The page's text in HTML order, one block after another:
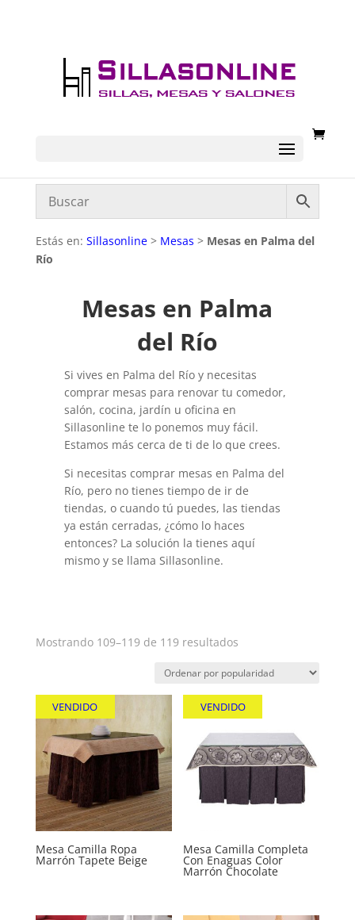
Estás en: Sillasonline> Mesas > Mesas en Palma del
Río
Mesas en Palma
del Río
Si vives en Palma del Río y necesitas
comprar mesas para renovar tu comedor,
salón, cocina, jardín u oficina en
Sillasonline te lo ponemos muy fácil.
Estamos más cerca de ti de lo que crees.
Si necesitas comprar mesas en Palma del
Río, pero no tienes tiempo de ir de
tiendas, o cuando tú puedes, las tiendas
ya están cerradas, ¿cómo lo haces
entonces? La solución la tienes aquí
mismo y se llama Sillasonline.
Mostrando 109–119 de 119 resultadosOrdenado
popularidad
VENDIDO
Mesa Camilla Ropa
Marrón Tapete Beige
VENDIDO
Mesa Camilla Completa
Con Enaguas Color
Marrón Chocolate